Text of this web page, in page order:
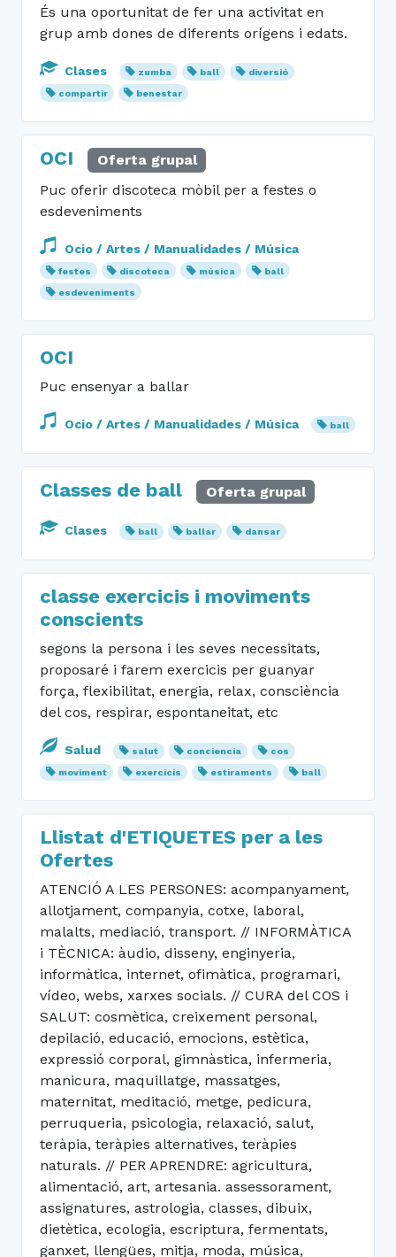
És una oportunitat de fer una activitat en
grup amb dones de diferents orígens i edats.
Clases zumba ball
diversió
compartir
benestar
OCI
Oferta grupal
Puc oferir discoteca mòbil per a festes o
esdeveniments
Ocio / Artes / Manualidades / Música
festes discoteca música
ball
esdeveniments
OCI
Puc ensenyar a ballar
Ocio / Artes / Manualidades / Música ball
Classes de ball Oferta grupal
Clases ball ballar dansar
classe exercicis i moviments
conscients
segons la persona i les seves necessitats,
proposaré i farem exercicis per guanyar
força, flexibilitat, energia, relax, consciència
del cos, respirar, espontaneitat, etc
Salud salut conciencia
cos
moviment
exercicis estiraments ball
Llistat d'ETIQUETES per a les
Ofertes
ATENCIÓ A LES PERSONES: acompanyament,
allotjament, companyia, cotxe, laboral,
malalts, mediació, transport. // INFORMÀTICA
i TÈCNICA: àudio, disseny, enginyeria,
informàtica, internet, ofimàtica, programari,
vídeo, webs, xarxes socials. // CURA del COS i
SALUT: cosmètica, creixement personal,
depilació, educació, emocions, estètica,
expressió corporal, gimnàstica, infermeria,
manicura, maquillatge, massatges,
maternitat, meditació, metge, pedicura,
perruqueria, psicologia, relaxació, salut,
teràpia, teràpies alternatives, teràpies
naturals. // PER APRENDRE: agricultura,
alimentació, art, artesania. assessorament,
assignatures, astrologia, classes, dibuix,
dietètica, ecologia, escriptura, fermentats,
ganxet, llengües, mitja, moda, música,